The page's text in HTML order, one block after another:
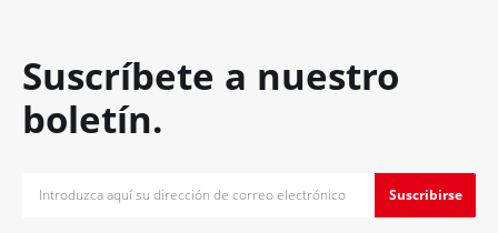
Suscríbete a nuestro
boletín.
Suscribirse